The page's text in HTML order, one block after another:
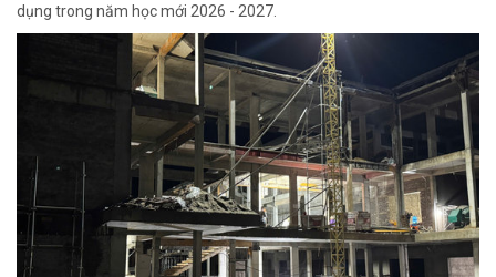
dụng trong năm học mới 2026 - 2027.